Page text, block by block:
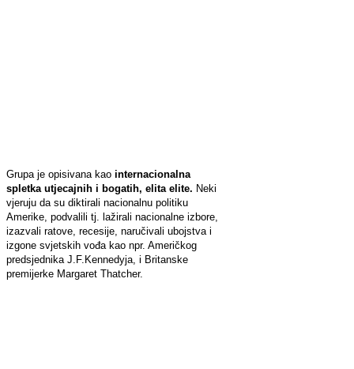
Grupa je opisivana kao internacionalna
spletka utjecajnih i bogatih, elita elite. Neki
vjeruju da su diktirali nacionalnu politiku
Amerike, podvalili tj. lažirali nacionalne izbore,
izazvali ratove, recesije, naručivali ubojstva i
izgone svjetskih vođa kao npr. Američkog
predsjednika J.F.Kennedyja, i Britanske
premijerke Margaret Thatcher.